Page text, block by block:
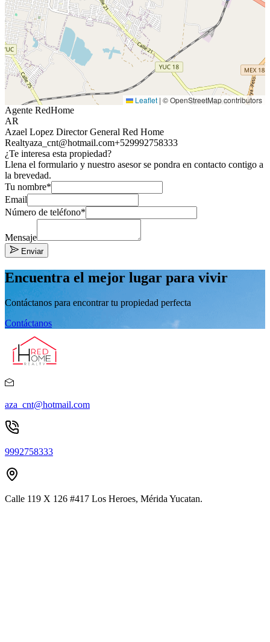
Leaflet | © OpenStreetMap contributors
Agente RedHome
AR
Azael Lopez Director General Red Home
Realtyaza_cnt@hotmail.com+529992758333
¿Te interesa esta propiedad?
Llena el formulario y nuestro asesor se pondra en contacto contigo a
la brevedad.
Tu nombre*
Email
Número de teléfono*
Mensaje
Enviar
Encuentra el mejor lugar para vivir
Contáctanos para encontrar tu propiedad perfecta
Contáctanos
aza_cnt@hotmail.com
9992758333
Calle 119 X 126 #417 Los Heroes, Mérida Yucatan.